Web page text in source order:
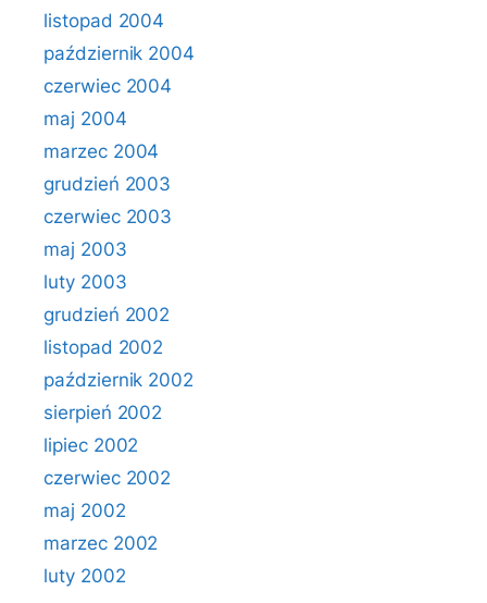
listopad 2004
październik 2004
czerwiec 2004
maj 2004
marzec 2004
grudzień 2003
czerwiec 2003
maj 2003
luty 2003
grudzień 2002
listopad 2002
październik 2002
sierpień 2002
lipiec 2002
czerwiec 2002
maj 2002
marzec 2002
luty 2002